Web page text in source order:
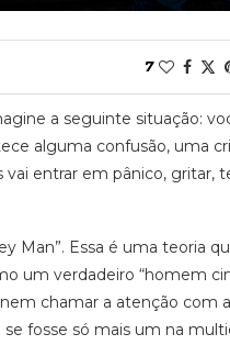
7
a seguinte situação:
alguma confusão, uma
vai entrar em pânico,
Man”. Essa é uma teoria
um verdadeiro “homem
chamar a atenção com
fosse só mais um na